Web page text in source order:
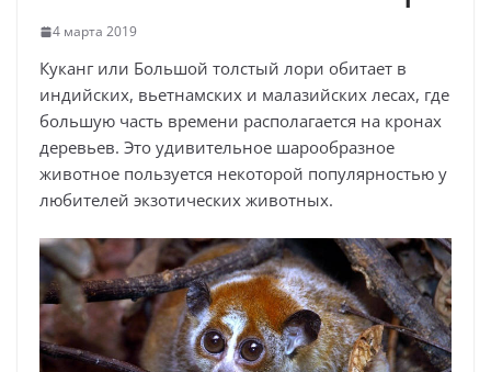
4 марта 2019
Куканг или Большой толстый лори обитает в
индийских, вьетнамских и малазийских лесах, где
большую часть времени располагается на кронах
деревьев. Это удивительное шарообразное
животное пользуется некоторой популярностью у
любителей экзотических животных.